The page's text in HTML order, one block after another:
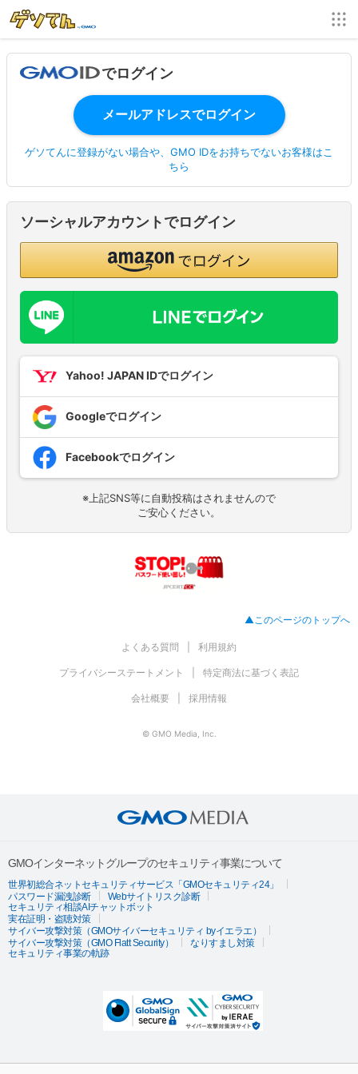
でログイン
ゲソてんに登録がない場合や、GMO IDをお持ちでないお客様はこ
ちら
ソーシャルアカウントでログイン
Yahoo! JAPAN IDでログイン
Googleでログイン
Facebookでログイン
※上記SNS等に自動投稿はされませんので
ご安心ください。
▲このページのトップへ
よくある質問 利用規約
プライバシーステートメント 特定商法に基づく表記
会社概要 採用情報
© GMO Media, Inc.
GMOインターネットグループのセキュリティ事業について
世界初総合ネットセキュリティサービス「GMOセキュリティ24」
パスワード漏洩診断
Webサイトリスク診断
セキュリティ相談AIチャットボット
実在証明・盗聴対策
サイバー攻撃対策（GMOサイバーセキュリティ byイエラエ）
サイバー攻撃対策（GMO Flatt Security）
なりすまし対策
セキュリティ事業の軌跡